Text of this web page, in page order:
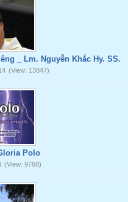
_ Lm. Nguyễn Khắc Hy. SS.
(View: 13847)
Polo
(View: 9768)